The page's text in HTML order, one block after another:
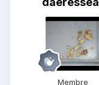
Membre